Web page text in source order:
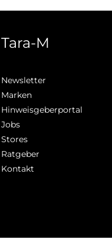
Tara-M
Newsletter
Marken
Hinweisgeberportal
Jobs
Stores
Ratgeber
Kontakt